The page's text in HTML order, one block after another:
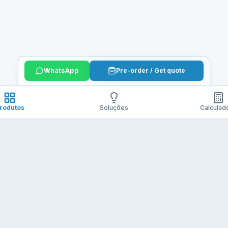
WhatsApp Pre-order / Get quote
Soluções